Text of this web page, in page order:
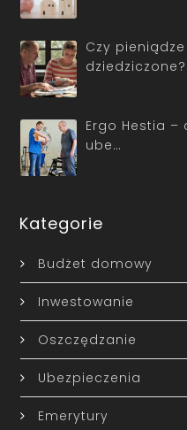
Czy
dziedziczone?
Ergo Hestia
ube…
Kategorie
Budżet domowy
Inwestowanie
Oszczędzanie
Ubezpieczenia
Emerytury